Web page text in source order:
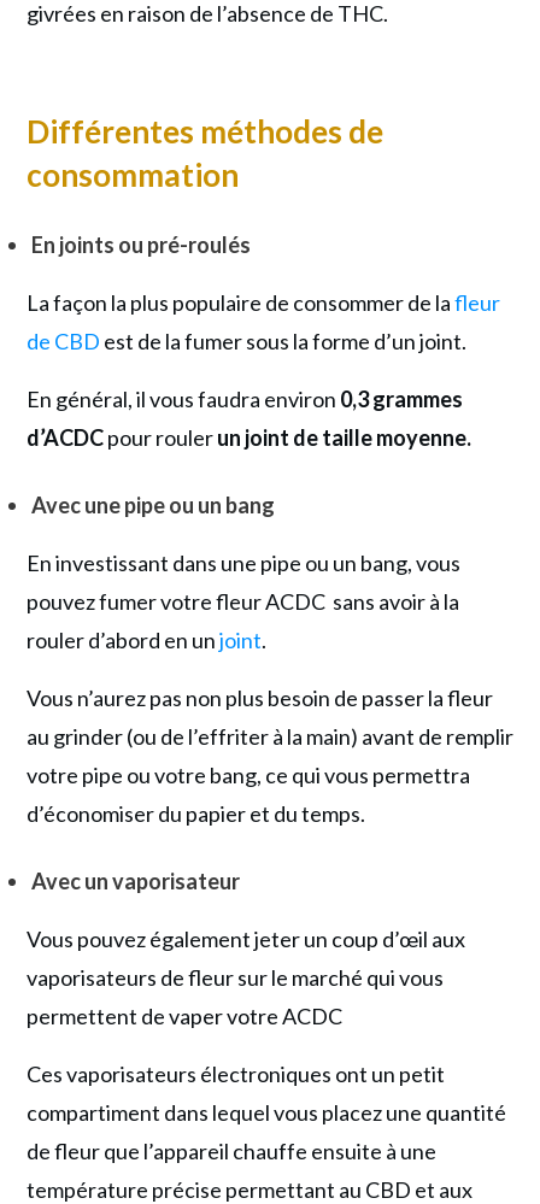
givrées en raison de l’absence de THC.
Différentes méthodes de
consommation
En joints ou pré-roulés
La façon la plus populaire de consommer de lafleur
de CBD est de la fumer sous la forme d’un joint.
En général, il vous faudra environ 0,3 grammes
d’ACDCpour roulerun joint de taille moyenne.
Avec une pipe ou un bang
En investissant dans une pipe ou un bang, vous
pouvez fumer votre fleur ACDC sans avoir à la
rouler d’abord en unjoint.
Vous n’aurez pas non plus besoin de passer la fleur
au grinder (ou de l’effriter à la main) avant de remplir
votre pipe ou votre bang, ce qui vous permettra
d’économiser du papier et du temps.
Avec un vaporisateur
Vous pouvez également jeter un coup d’œil aux
vaporisateurs de fleur sur le marché qui vous
permettent de vaper votre ACDC
Ces vaporisateurs électroniques ont un petit
compartiment dans lequel vous placez une quantité
de fleur que l’appareil chauffe ensuite à une
température précise permettant au CBD et aux